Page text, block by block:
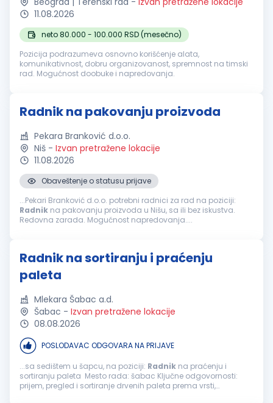
11.08.2026
neto 80.000 - 100.000 RSD (mesečno)
Pozicija podrazumeva osnovno korišćenje alata,
komunikativnost, dobru organizovanost, spremnost na timski
rad. Mogućnost doobuke i napredovanja.
Radnik na pakovanju proizvoda
Pekara Branković d.o.o.
Niš - Izvan pretražene lokacije
11.08.2026
Obaveštenje o statusu prijave
...Pekari Branković d.o.o. potrebni radnici za rad na poziciji:
Radnik na pakovanju proizvoda u Nišu, sa ili bez iskustva.
Redovna zarada. Mogućnost napredovanja....
Radnik na sortiranju i praćenju
paleta
Mlekara Šabac a.d.
Šabac - Izvan pretražene lokacije
08.08.2026
POSLODAVAC ODGOVARA NA PRIJAVE
...sa sedištem u šapcu, na poziciji: Radnik na praćenju i
sortiranju paleta Mesto rada: šabac Ključne odgovornosti:
prijem, pregled i sortiranje drvenih paleta prema vrsti,